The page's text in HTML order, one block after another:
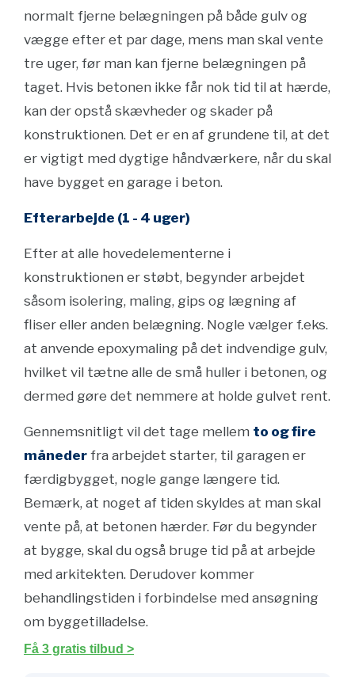
normalt fjerne belægningen på både gulv og
vægge efter et par dage, mens man skal vente
tre uger, før man kan fjerne belægningen på
taget. Hvis betonen ikke får nok tid til at hærde,
kan der opstå skævheder og skader på
konstruktionen. Det er en af grundene til, at det
er vigtigt med dygtige håndværkere, når du skal
have bygget en garage i beton.
Efterarbejde (1 - 4 uger)
Efter at alle hovedelementerne i
konstruktionen er støbt, begynder arbejdet
såsom isolering, maling, gips og lægning af
fliser eller anden belægning. Nogle vælger f.eks.
at anvende epoxymaling på det indvendige gulv,
hvilket vil tætne alle de små huller i betonen, og
dermed gøre det nemmere at holde gulvet rent.
Gennemsnitligt vil det tage mellem to og fire
måneder fra arbejdet starter, til garagen er
færdigbygget, nogle gange længere tid.
Bemærk, at noget af tiden skyldes at man skal
vente på, at betonen hærder. Før du begynder
at bygge, skal du også bruge tid på at arbejde
med arkitekten. Derudover kommer
behandlingstiden i forbindelse med ansøgning
om byggetilladelse.
Få 3 gratis tilbud >